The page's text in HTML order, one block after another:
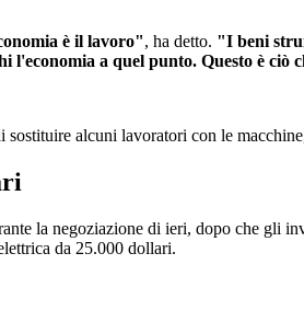
è il lavoro", ha detto. "I beni
l'economia a quel punto. Questo è
alcuni lavoratori con le
la negoziazione di ieri, dopo che gli
da 25.000 dollari.